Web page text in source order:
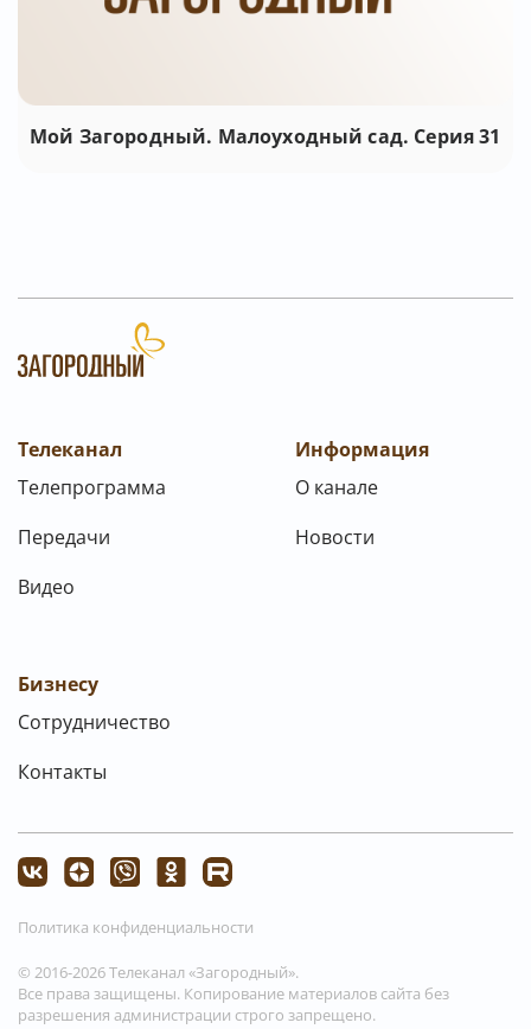
Мой Загородный. Малоуходный сад. Серия 31
Телеканал
Телепрограмма
Передачи
Видео
Информация
О канале
Новости
Бизнесу
Сотрудничество
Контакты
© 2016-2026 Телеканал «Загородный».
Все права защищены. Копирование материалов сайта без
разрешения администрации строго запрещено.
Политика конфиденциальности